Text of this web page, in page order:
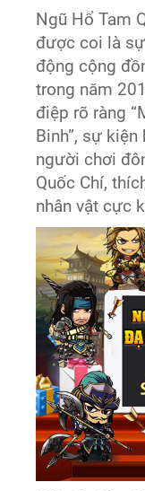
Ngũ Hổ Tam
được coi là
động cộng
trong năm
điệp rõ ràng
Binh”, sự
người chơi
Quốc Chí,
nhân vật cực